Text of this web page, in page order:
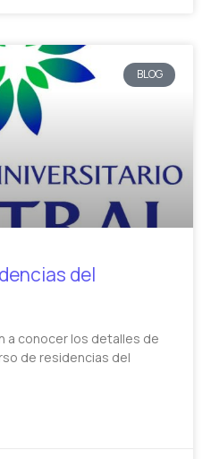
BLOG
del
a conocer los detalles de
de residencias del